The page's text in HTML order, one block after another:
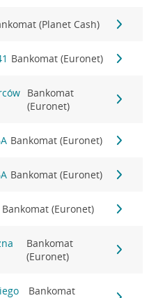
(Planet Cash)
Bankomat (Euronet)
Bankomat
(Euronet)
Bankomat (Euronet)
Bankomat (Euronet)
Bankomat (Euronet)
Bankomat
(Euronet)
Bankomat